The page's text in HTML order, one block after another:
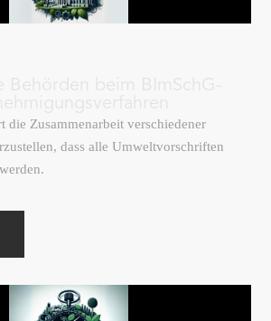
die Zusammenarbeit verschiedener
dass alle Umweltvorschriften